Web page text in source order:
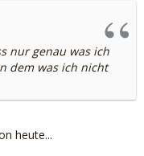
nur genau was ich
dem was ich nicht
heute...